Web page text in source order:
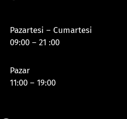
Pazartesi – Cumartesi
09:00 – 21 :00
Pazar
11:00 – 19:00